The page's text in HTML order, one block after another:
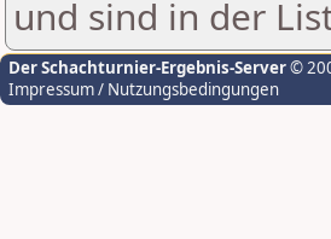
und sind in der
Der Schachturnier-Ergebnis-Server©
Impressum / Nutzungsbedingungen